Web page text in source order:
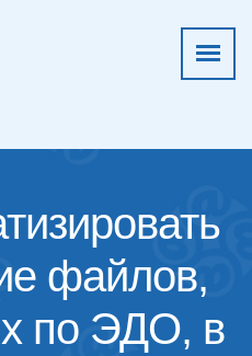
файлов,
по ЭДО, в